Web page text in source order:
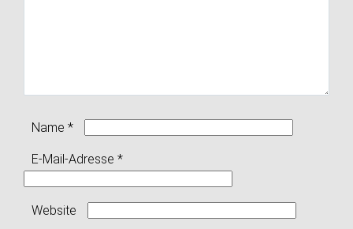
Name *
E-Mail-Adresse *
Website